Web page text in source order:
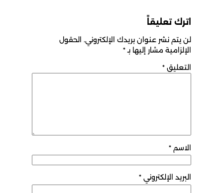
اترك تعليقاً
لن يتم نشر عنوان بريدك الإلكتروني. الحقول
الإلزامية مشار إليها بـ*
التعليق *
الاسم *
البريد الإلكتروني *